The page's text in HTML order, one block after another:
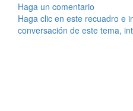
Haga un comentario
Haga clic en este recuadro e
conversación de este tema,